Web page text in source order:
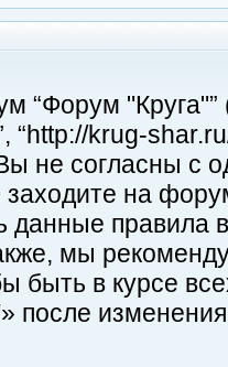
“Форум
“http://krug-
не согласны с
заходите на
данные правила
мы
быть в курсе
после